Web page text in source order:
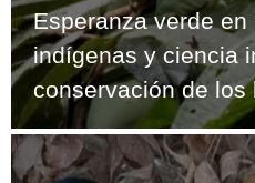
Esperanza verde
indígenas y ciencia
conservación de los